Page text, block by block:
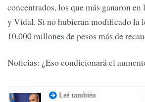
concentrados, los que más ganaron
y Vidal. Si no hubieran modificado la
10.000 millones de pesos más de
Noticias: ¿Eso condicionará el
Leé también